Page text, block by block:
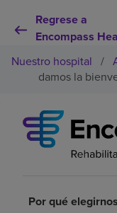
Regrese a
Encompass
Por qué debe
Pacientes y cuidadores
Nuestro hospital /
damos la
Por qué elegirnos